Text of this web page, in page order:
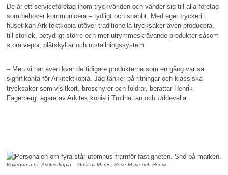
De är ett serviceföretag inom tryckvärlden och vänder sig till alla företag
som behöver kommunicera – tydligt och snabbt. Med eget tryckeri i
huset kan Arkitektkopia utöver traditionella trycksaker även producera,
till storlek, betydligt större och mer utrymmeskrävande produkter såsom
stora vepor, plåtskyltar och utställningssystem.
– Men vi har även kvar de tidigare produkterna som en gång var så
signifikanta för Arkitektkopia. Jag tänker på ritningar och klassiska
trycksaker som visitkort, broschyrer och foldrar, berättar Henrik
Fagerberg, ägare av Arkitektkopia i Trollhättan och Uddevalla.
Kollegorna på Arkitektkopia – Gustav, Martin, Rose-Marie och Henrik.